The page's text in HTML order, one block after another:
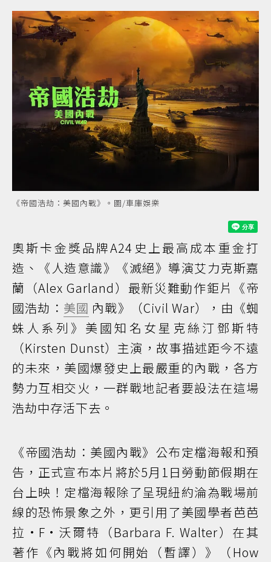
《帝國浩劫：美國內戰》。圖/車庫娛樂
奧斯卡金獎品牌A24史上最高成本重金打
造、《人造意識》《滅絕》導演艾力克斯嘉
蘭（Alex Garland）最新災難動作鉅片《帝
國浩劫： 美國 內戰》（Civil War），由《蜘
蛛人系列》美國知名女星克絲汀鄧斯特
（Kirsten Dunst）主演，故事描述距今不遠
的未來，美國爆發史上最嚴重的內戰，各方
勢力互相交火，一群戰地記者要設法在這場
浩劫中存活下去。
《帝國浩劫：美國內戰》公布定檔海報和預
告，正式宣布本片將於5月1日勞動節假期在
台上映！定檔海報除了呈現紐約淪為戰場前
線的恐怖景象之外，更引用了美國學者芭芭
拉·F·沃爾特（Barbara F. Walter）在其
著作《內戰將如何開始（暫譯）》（How